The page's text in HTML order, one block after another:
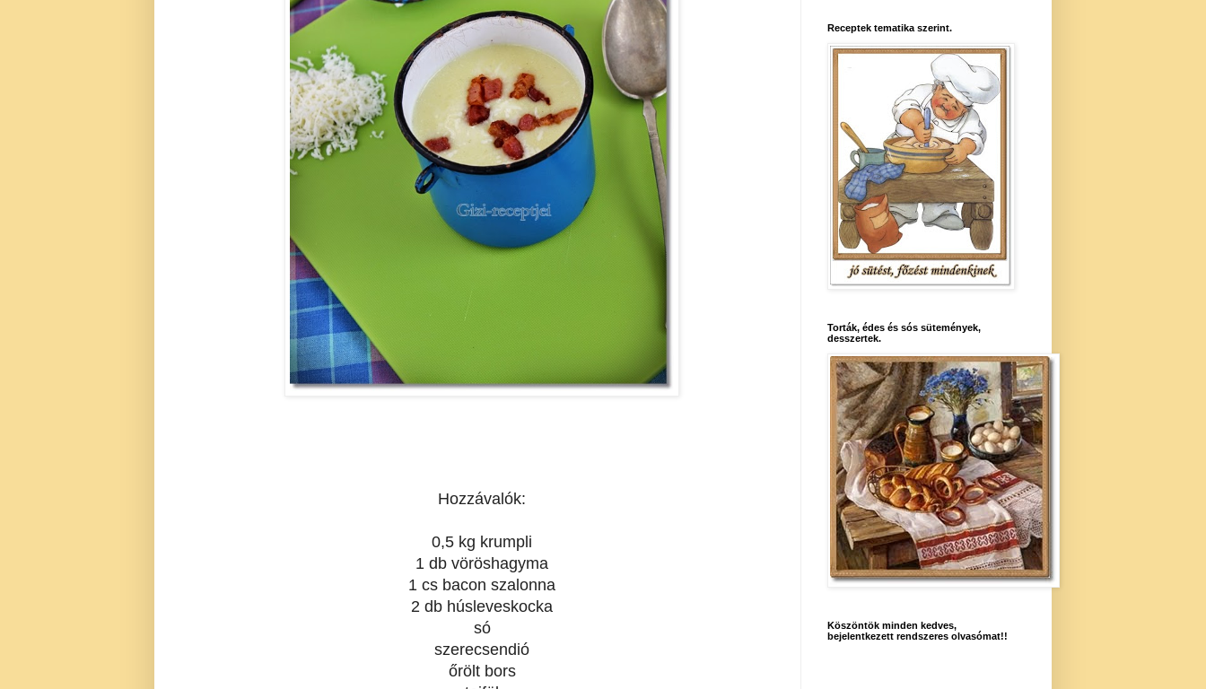
Hozzávalók:
0,5 kg krumpli
1 db vöröshagyma
1 cs bacon szalonna
2 db húsleveskocka
só
szerecsendió
őrölt bors
Receptek tematika szerint.
Torták, édes és sós sütemények,
desszertek.
Köszöntök minden kedves,
bejelentkezett rendszeres olvasómat!!